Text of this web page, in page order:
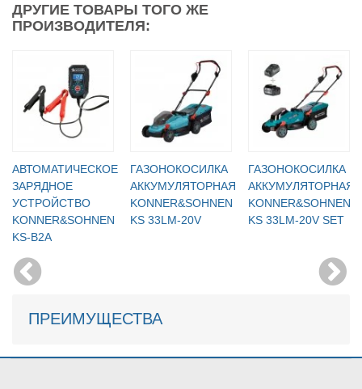
ДРУГИЕ ТОВАРЫ ТОГО ЖЕ
ПРОИЗВОДИТЕЛЯ:
АВТОМАТИЧЕСКОЕ
ЗАРЯДНОЕ
УСТРОЙСТВО
KONNER&SOHNEN
KS-B2A
ГАЗОНОКОСИЛКА
АККУМУЛЯТОРНАЯ
KONNER&SOHNEN
KS 33LM-20V
ГАЗОНОКОСИЛКА
АККУМУЛЯТОРНАЯ
KONNER&SOHNEN
KS 33LM-20V SET
ПРЕИМУЩЕСТВА